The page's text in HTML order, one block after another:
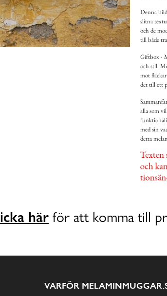
Denna
slitna
och de
till både
Giftbox -
och stil.
mot
det till ett
alla som
med sin
detta
här för att komma till
VARFÖR